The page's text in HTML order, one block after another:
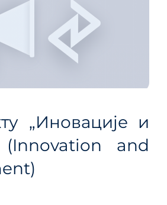
„Иновације и
(Innovation and